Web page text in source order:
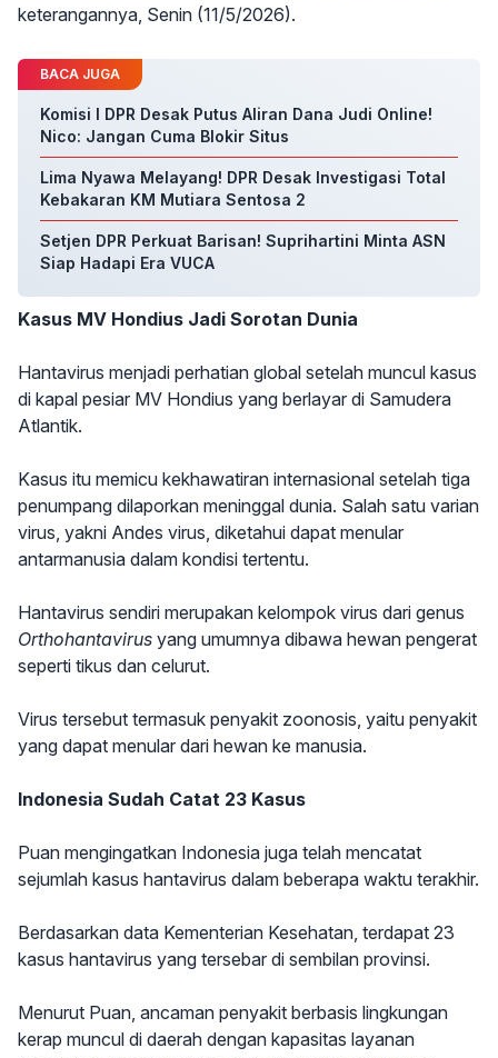
keterangannya, Senin (11/5/2026).
BACA JUGA
Komisi I DPR Desak Putus Aliran Dana Judi Online!
Nico: Jangan Cuma Blokir Situs
Lima Nyawa Melayang! DPR Desak Investigasi Total
Kebakaran KM Mutiara Sentosa 2
Setjen DPR Perkuat Barisan! Suprihartini Minta ASN
Siap Hadapi Era VUCA
Kasus MV Hondius Jadi Sorotan Dunia
Hantavirus menjadi perhatian global setelah muncul kasus
di kapal pesiar MV Hondius yang berlayar di Samudera
Atlantik.
Kasus itu memicu kekhawatiran internasional setelah tiga
penumpang dilaporkan meninggal dunia. Salah satu varian
virus, yakni Andes virus, diketahui dapat menular
antarmanusia dalam kondisi tertentu.
Hantavirus sendiri merupakan kelompok virus dari genus
Orthohantavirus yang umumnya dibawa hewan pengerat
seperti tikus dan celurut.
Virus tersebut termasuk penyakit zoonosis, yaitu penyakit
yang dapat menular dari hewan ke manusia.
Indonesia Sudah Catat 23 Kasus
Puan mengingatkan Indonesia juga telah mencatat
sejumlah kasus hantavirus dalam beberapa waktu terakhir.
Berdasarkan data Kementerian Kesehatan, terdapat 23
kasus hantavirus yang tersebar di sembilan provinsi.
Menurut Puan, ancaman penyakit berbasis lingkungan
kerap muncul di daerah dengan kapasitas layanan